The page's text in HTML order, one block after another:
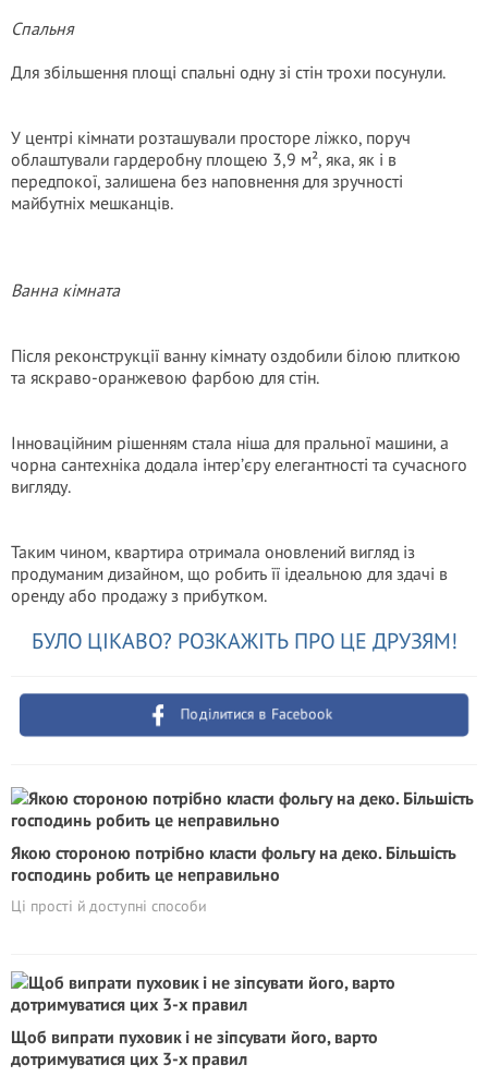
Спальня
Для збільшення площі спальні одну зі стін трохи посунули.
У центрі кімнати розташували просторе ліжко, поруч
облаштували гардеробну площею 3,9 м², яка, як і в
передпокої, залишена без наповнення для зручності
майбутніх мешканців.
Ванна кімната
Після реконструкції ванну кімнату оздобили білою плиткою
та яскраво-оранжевою фарбою для стін.
Інноваційним рішенням стала ніша для пральної машини, а
чорна сантехніка додала інтер’єру елегантності та сучасного
вигляду.
Таким чином, квартира отримала оновлений вигляд із
продуманим дизайном, що робить її ідеальною для здачі в
оренду або продажу з прибутком.
БУЛО ЦІКАВО? РОЗКАЖІТЬ ПРО ЦЕ ДРУЗЯМ!
Поділитися в Facebook
Якою стороною потрібно класти фольгу на деко. Більшість
господинь робить це неправильно
Ці прості й доступні способи
Щоб випрати пуховик і не зіпсувати його, варто
дотримуватися цих 3-х правил